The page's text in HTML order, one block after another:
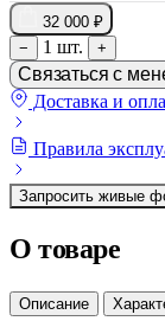
32 000 ₽
−
1 шт. +
Связаться с
Доставка и
Правила
Запросить живые
О товаре
Описание